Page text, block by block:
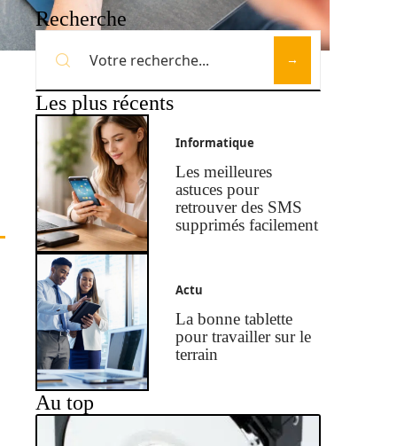
Recherche
Les plus récents
Informatique
Les meilleures
astuces pour
retrouver des SMS
supprimés facilement
Actu
La bonne tablette
pour travailler sur le
terrain
Au top